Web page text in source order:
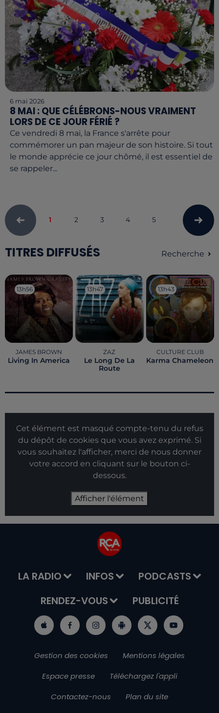
6 mai 2026
8 MAI : QUE CÉLÉBRONS-NOUS VRAIMENT
LORS DE CE JOUR FÉRIÉ ?
Ce vendredi 8 mai, la France s'arrête pour
commémorer un pan majeur de son histoire. Si tout
le monde apprécie ce jour chômé, il est essentiel de
se rappeler...
1 2 3 4 5
TITRES DIFFUSÉS Recherche
13h56
13h56
JAMES BROWN
Living In America
13h47
13h47
ZAZ
Le Long De La
Route
13h43
13h43
CULTURE CLUB
Karma Chameleon
Cet élément est masqué compte-tenu du refus
du dépôt de cookies que vous avez exprimé. Si
vous souhaitez l'afficher, merci de nous donner
votre accord en cliquant sur le bouton ci-
dessous.
Afficher l'élément
LA RADIO INFOS
PODCASTS
RENDEZ-VOUS
PUBLICITÉ
Gestion des cookies
Mentions légales
Espace presse
Téléchargez l'appli
Contactez-nous
Plan du site